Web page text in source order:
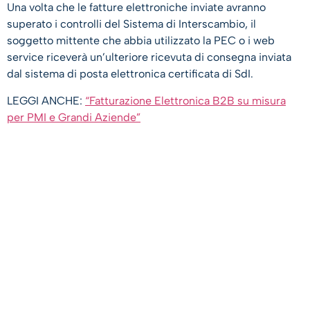
Una volta che le fatture elettroniche inviate avranno
superato i controlli del Sistema di Interscambio, il
soggetto mittente che abbia utilizzato la PEC o i web
service riceverà un’ulteriore ricevuta di consegna inviata
dal sistema di posta elettronica certificata di SdI.
LEGGI ANCHE: “Fatturazione Elettronica B2B su misura
per PMI e Grandi Aziende”